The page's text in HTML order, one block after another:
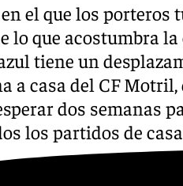
en el que los
lo que acostumbra
tiene un
a casa del CF
esperar dos semanas
los partidos de